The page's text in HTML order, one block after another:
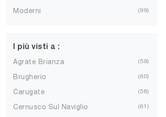
Moderni 99
I più visti a :
Agrate Brianza 59
Brugherio 60
Carugate 58
Cernusco Sul Naviglio 61